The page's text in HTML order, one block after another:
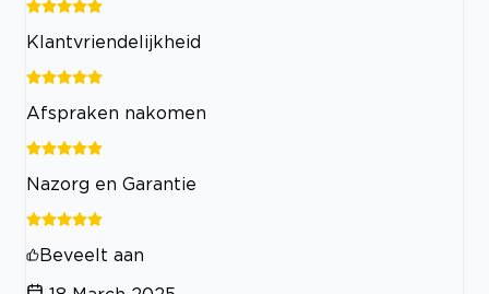
Klantvriendelijkheid
Afspraken nakomen
Nazorg en Garantie
Beveelt aan